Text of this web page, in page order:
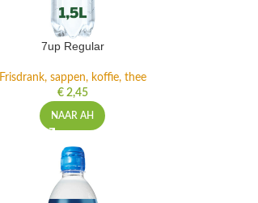
7up Regular
Frisdrank, sappen, koffie, thee
€2,45
NAAR AH